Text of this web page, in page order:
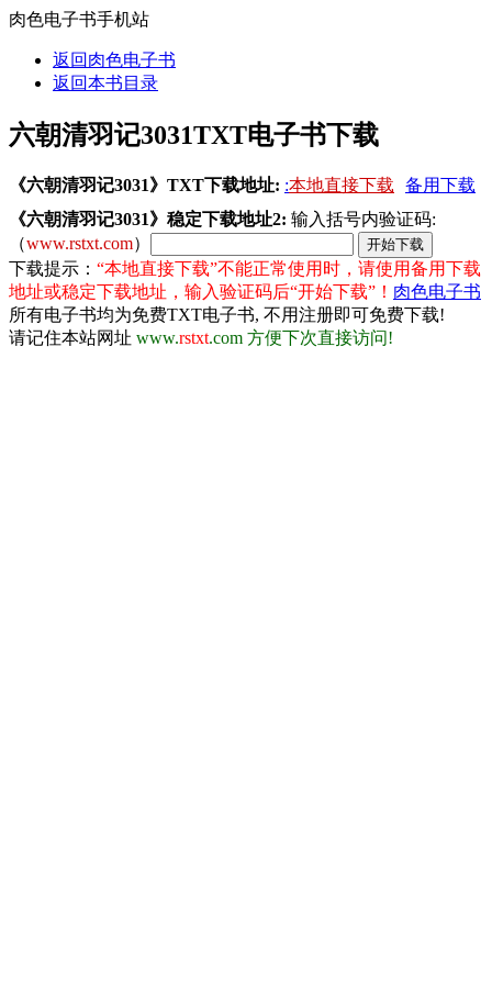
肉色电子书手机站
返回肉色电子书
返回本书目录
六朝清羽记3031TXT电子书下载
《六朝清羽记3031》TXT下载地址: :本地直接下载
备用下载
《六朝清羽记3031》稳定下载地址2: 输入括号内验证码:
（www.rstxt.com）
下载提示： “本地直接下载”不能正常使用时，请使用备用下载
地址或稳定下载地址，输入验证码后“开始下载”！ 肉色电子书
所有电子书均为免费TXT电子书, 不用注册即可免费下载!
请记住本站网址 www.rstxt.com 方便下次直接访问!